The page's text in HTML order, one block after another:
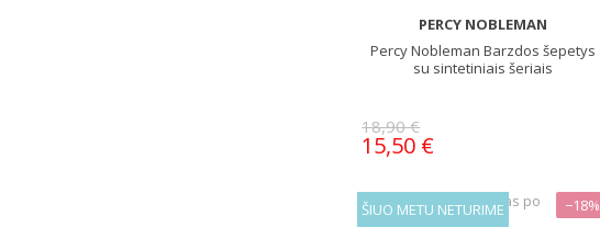
PERCY NOBLEMAN
Percy Nobleman Barzdos šepetys
su sintetiniais šeriais
18,90 €
15,50 €
ŠIUO METU NETURIME −18%